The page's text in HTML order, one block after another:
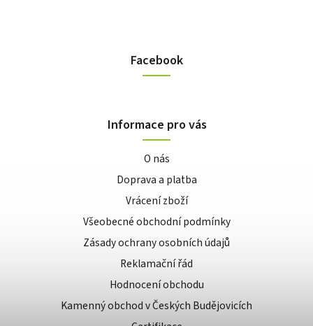
Facebook
Informace pro vás
O nás
Doprava a platba
Vrácení zboží
Všeobecné obchodní podmínky
Zásady ochrany osobních údajů
Reklamační řád
Hodnocení obchodu
Kamenný obchod v Českých Budějovicích